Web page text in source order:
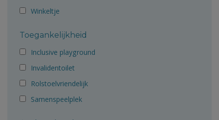
Winkeltje
Toegankelijkheid
Inclusive playground
Invalidentoilet
Rolstoelvriendelijk
Samenspeelplek